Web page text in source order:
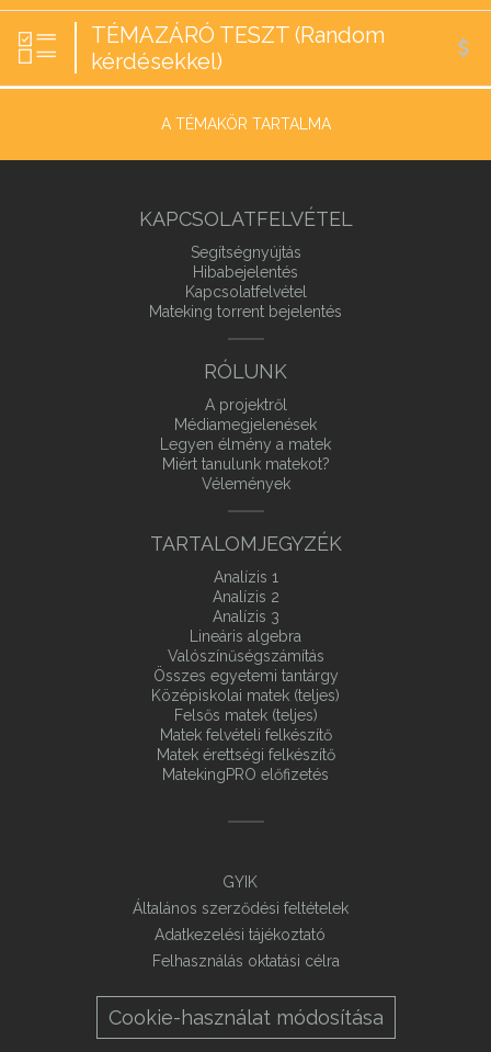
TÉMAZÁRÓ TESZT (Random
kérdésekkel)
A TÉMAKÖR TARTALMA
KAPCSOLATFELVÉTEL
Segítségnyújtás
Hibabejelentés
Kapcsolatfelvétel
Mateking torrent bejelentés
RÓLUNK
A projektről
Médiamegjelenések
Legyen élmény a matek
Miért tanulunk matekot?
Vélemények
TARTALOMJEGYZÉK
Analízis 1
Analízis 2
Analízis 3
Lineáris algebra
Valószínűségszámítás
Összes egyetemi tantárgy
Középiskolai matek (teljes)
Felsős matek (teljes)
Matek felvételi felkészítő
Matek érettségi felkészítő
MatekingPRO előfizetés
GYIK
Általános szerződési feltételek
Adatkezelési tájékoztató
Felhasználás oktatási célra
Cookie-használat módosítása